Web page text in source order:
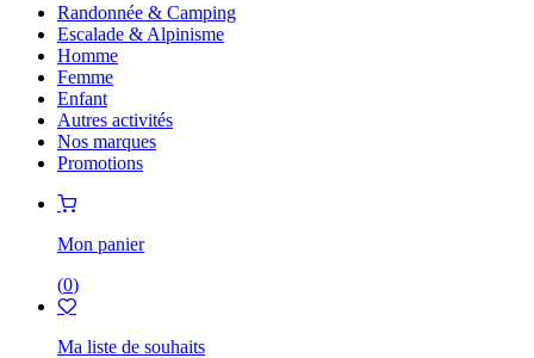
Randonnée & Camping
Escalade & Alpinisme
Homme
Femme
Enfant
Autres activités
Nos marques
Promotions
Mon panier
(0)
Ma liste de souhaits